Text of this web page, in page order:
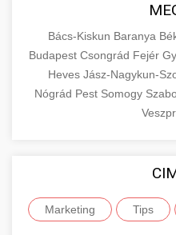
Bács-Kiskun Baranya
Budapest Csongrád Fejér
Heves Jász-Nagykun-
Nógrád Pest Somogy
Marketing Tips